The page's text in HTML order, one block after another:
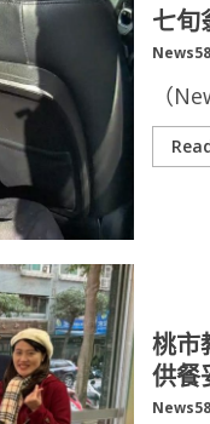
七旬
（
桃市
供餐